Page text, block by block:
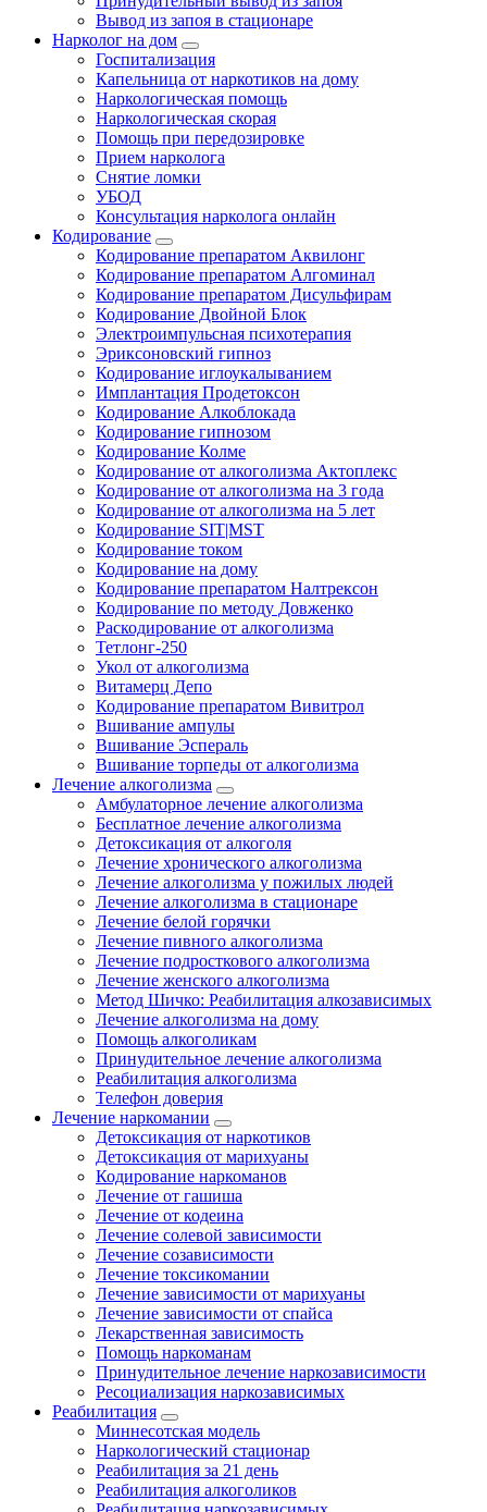
Вывод из запоя в стационаре
Нарколог на дом
Госпитализация
Капельница от наркотиков на дому
Наркологическая помощь
Наркологическая скорая
Помощь при передозировке
Прием нарколога
Снятие ломки
УБОД
Консультация нарколога онлайн
Кодирование
Кодирование препаратом Аквилонг
Кодирование препаратом Алгоминал
Кодирование препаратом Дисульфирам
Кодирование Двойной Блок
Электроимпульсная психотерапия
Эриксоновский гипноз
Кодирование иглоукалыванием
Имплантация Продетоксон
Кодирование Алкоблокада
Кодирование гипнозом
Кодирование Колме
Кодирование от алкоголизма Актоплекс
Кодирование от алкоголизма на 3 года
Кодирование от алкоголизма на 5 лет
Кодирование SIT|MST
Кодирование током
Кодирование на дому
Кодирование препаратом Налтрексон
Кодирование по методу Довженко
Раскодирование от алкоголизма
Тетлонг-250
Укол от алкоголизма
Витамерц Депо
Кодирование препаратом Вивитрол
Вшивание ампулы
Вшивание Эспераль
Вшивание торпеды от алкоголизма
Лечение алкоголизма
Амбулаторное лечение алкоголизма
Бесплатное лечение алкоголизма
Детоксикация от алкоголя
Лечение хронического алкоголизма
Лечение алкоголизма у пожилых людей
Лечение алкоголизма в стационаре
Лечение белой горячки
Лечение пивного алкоголизма
Лечение подросткового алкоголизма
Лечение женского алкоголизма
Метод Шичко: Реабилитация алкозависимых
Лечение алкоголизма на дому
Помощь алкоголикам
Принудительное лечение алкоголизма
Реабилитация алкоголизма
Телефон доверия
Лечение наркомании
Детоксикация от наркотиков
Детоксикация от марихуаны
Кодирование наркоманов
Лечение от гашиша
Лечение от кодеина
Лечение солевой зависимости
Лечение созависимости
Лечение токсикомании
Лечение зависимости от марихуаны
Лечение зависимости от спайса
Лекарственная зависимость
Помощь наркоманам
Принудительное лечение наркозависимости
Ресоциализация наркозависимых
Реабилитация
Миннесотская модель
Наркологический стационар
Реабилитация за 21 день
Реабилитация алкоголиков